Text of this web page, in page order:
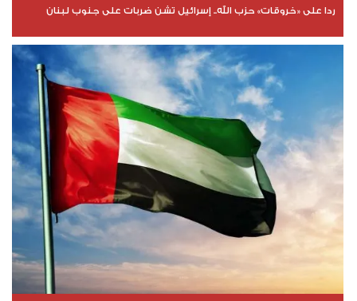
ردا على «خروقات» حزب الله.. إسرائيل تشن ضربات على جنوب لبنان